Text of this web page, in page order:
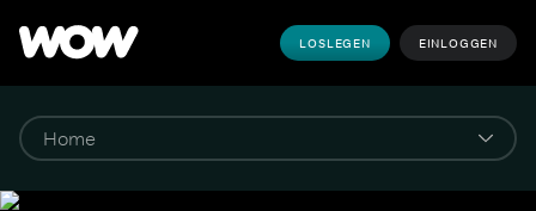
LOSLEGEN EINLOGGEN